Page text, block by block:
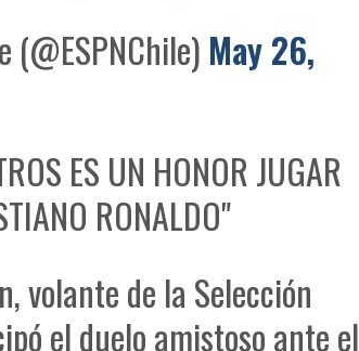
May 26,
ES UN HONOR JUGAR
RONALDO"
volante de la Selección
el duelo amistoso ante el